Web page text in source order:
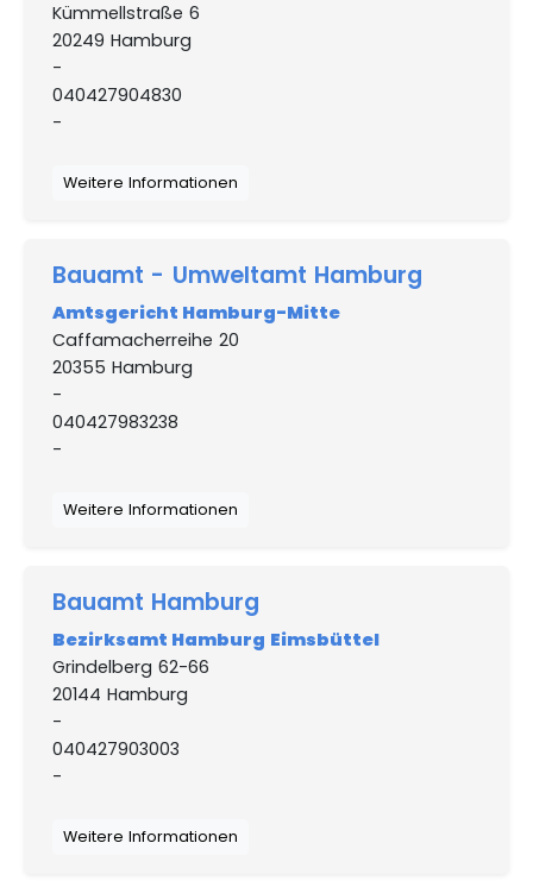
Kümmellstraße 6
20249 Hamburg
-
040427904830
-
Weitere Informationen
Bauamt - Umweltamt Hamburg
Amtsgericht Hamburg-Mitte
Caffamacherreihe 20
20355 Hamburg
-
040427983238
-
Weitere Informationen
Bauamt Hamburg
Bezirksamt Hamburg Eimsbüttel
Grindelberg 62-66
20144 Hamburg
-
040427903003
-
Weitere Informationen